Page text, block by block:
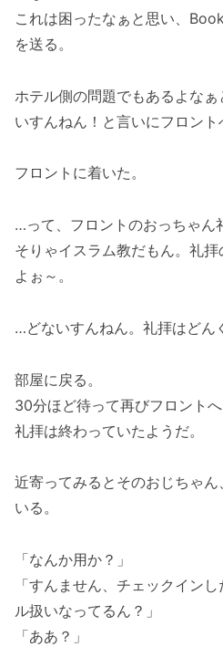
これは困ったなぁと思い、
を送る。
ホテル側の問題でもあるよな
いすんねん！と言いにフロント
フロントに着いた。
…って、フロントのおっちゃん
そりゃイスラム教だもん。礼
よぉ～。
…どないすんねん。礼拝はどん
部屋に戻る。
30分ほど待って再びフロントへ
礼拝は終わっていたようだ。
近寄ってみるとそのおじちゃ
いる。
「なんか用か？」
「すんません、チェックイン
ル扱いなってるん？」
「ああ？」